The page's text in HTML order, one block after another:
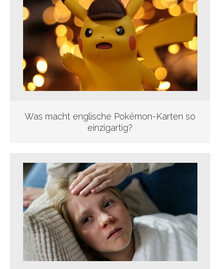
Was macht englische Pokémon-Karten so
einzigartig?